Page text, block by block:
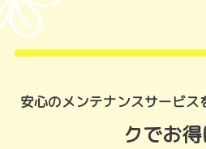
安心のメンテナンスサービ
クでお得